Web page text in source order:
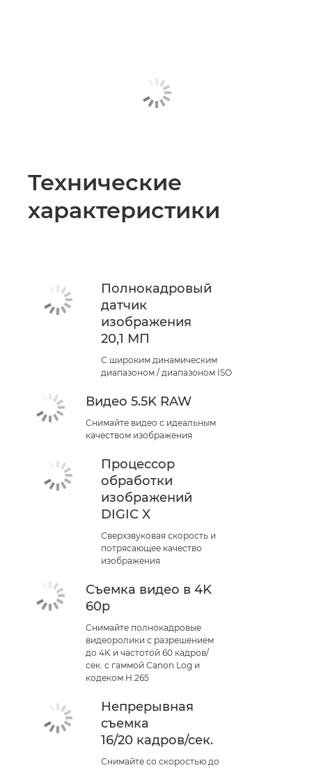
Технические
характеристики
Полнокадровый
датчик
изображения
20,1 МП
С широким динамическим
диапазоном / диапазоном ISO
Видео 5.5K RAW
Снимайте видео с идеальным
качеством изображения
Процессор
обработки
изображений
DIGIC X
Сверхзвуковая скорость и
потрясающее качество
изображения
Съемка видео в 4K
60p
Снимайте полнокадровые
видеоролики с разрешением
до 4K и частотой 60 кадров/
сек. с гаммой Canon Log и
кодеком H.265
Непрерывная
съемка
16/20 кадров/сек.
Снимайте со скоростью до